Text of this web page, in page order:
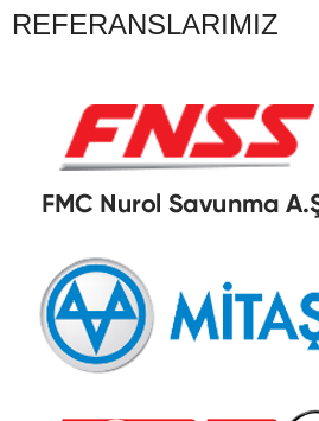
REFERANSLARIMIZ